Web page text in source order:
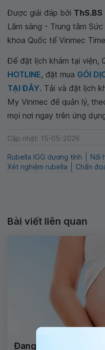
Được giải đáp bởi
Lâm sàng - Trung tâm
khoa Quốc tế Vinmec
Để đặt lịch khám tại viện,
HOTLINE, đặt mua GÓI
TẠI ĐÂY. Tải và đặt lịch
My Vinmec để quản lý,
mọi nơi ngay trên ứng
Cập nhật: 15-05-2026
Rubella IGG dương tính Nổi
Xét nghiệm rubella
Chẩn
Bài viết liên quan
Đang mang thai mà